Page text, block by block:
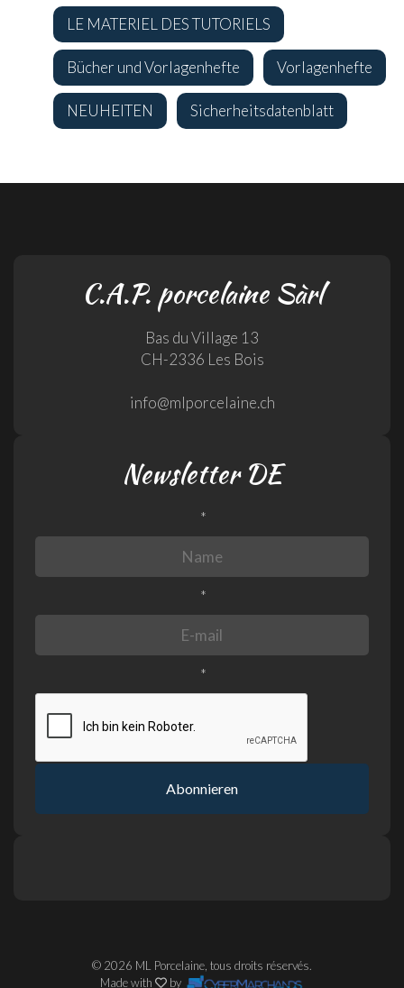
LE MATERIEL DES TUTORIELS
Bücher und Vorlagenhefte Vorlagenhefte
NEUHEITEN Sicherheitsdatenblatt
C.A.P. porcelaine Sàrl
Bas du Village 13
CH-2336 Les Bois
info@mlporcelaine.ch
Newsletter DE
*
*
*
Abonnieren
© 2026 ML Porcelaine, tous droits réservés.
Made with
by